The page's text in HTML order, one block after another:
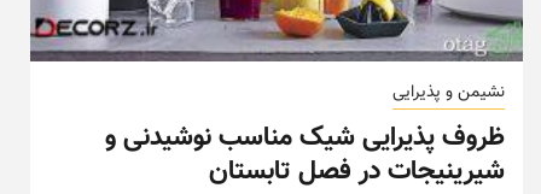
نشیمن و پذیرایی
ظروف پذیرایی شیک مناسب نوشیدنی و
شیرینیجات در فصل تابستان